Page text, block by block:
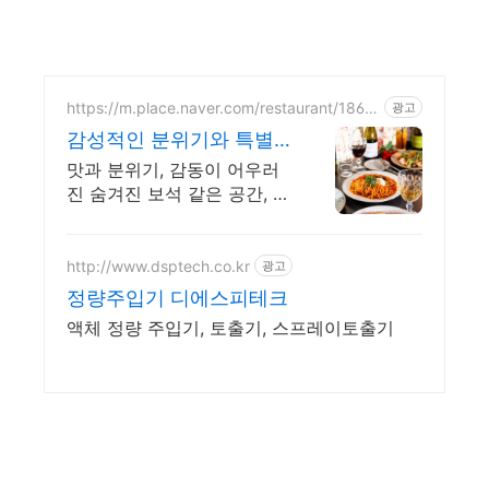
https://m.place.naver.com/restaurant/1863
광고
감성적인 분위기와 특별
한 맛 데이트를 위한 특별
한 공간
맛과 분위기, 감동이 어우러
진 숨겨진 보석 같은 공간, 샛
여대 양식 맛집
http://www.dsptech.co.kr 광고
정량주입기 디에스피테크
액체 정량 주입기, 토출기, 스프레이토출기